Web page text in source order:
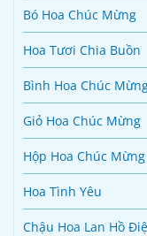
Bó Hoa Chúc Mừng
Hoa Tươi Chia Buồn
Bình Hoa Chúc
Giỏ Hoa Chúc Mừng
Hộp Hoa Chúc Mừng
Hoa Tình Yêu
Chậu Hoa Lan Hồ